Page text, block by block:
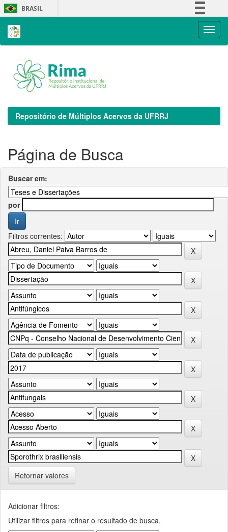
Skip
navigation
BRASIL
Repositório de Múltiplos Acervos da UFRRJ
Página de Busca
Buscar em:
por
Filtros correntes:
Retornar valores
Adicionar filtros:
Utilizar filtros para refinar o resultado de busca.